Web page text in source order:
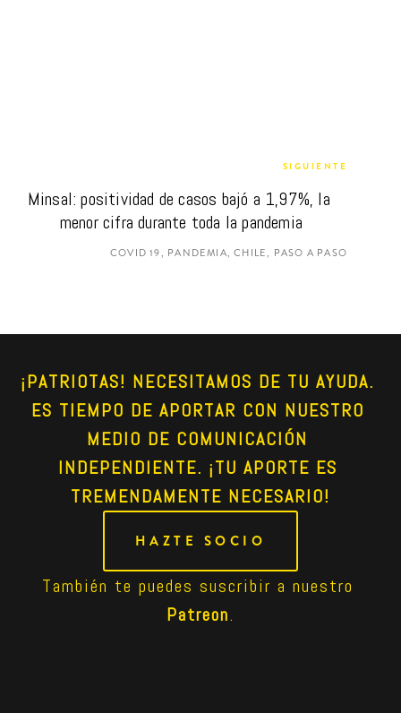
SIGUIENTE
Minsal: positividad de casos bajó a 1,97%, la
menor cifra durante toda la pandemia
COVID 19, PANDEMIA, CHILE, PASO A PASO
¡PATRIOTAS! NECESITAMOS DE TU AYUDA.
ES TIEMPO DE APORTAR CON NUESTRO
MEDIO DE COMUNICACIÓN
INDEPENDIENTE. ¡TU APORTE ES
TREMENDAMENTE NECESARIO!
HAZTE SOCIO
Patreon.